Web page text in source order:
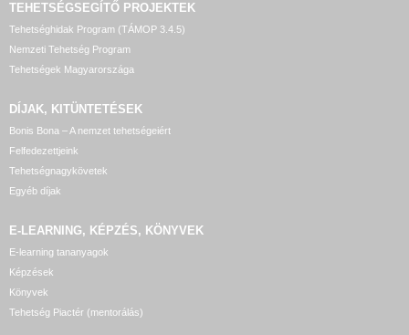
TEHETSÉGSEGÍTŐ PROJEKTEK
Tehetséghidak Program (TÁMOP 3.4.5)
Nemzeti Tehetség Program
Tehetségek Magyarországa
DÍJAK, KITÜNTETÉSEK
Bonis Bona – A nemzet tehetségeiért
Felfedezettjeink
Tehetségnagykövetek
Egyéb díjak
E-LEARNING, KÉPZÉS, KÖNYVEK
E-learning tananyagok
Képzések
Könyvek
Tehetség Piactér (mentorálás)